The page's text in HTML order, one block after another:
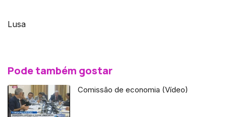
Lusa
Pode também gostar
Comissão de economia (Vídeo)